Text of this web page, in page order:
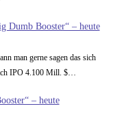
Dumb Booster“ – heute
man gerne sagen das sich
IPO 4.100 Mill. $…
– heute